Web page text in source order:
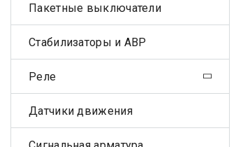
Пакетные выключатели
Стабилизаторы и АВР
Реле
Датчики движения